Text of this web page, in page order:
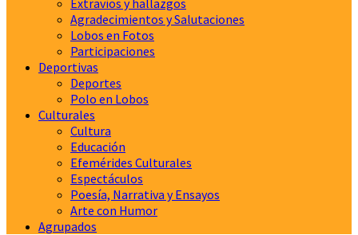
Extravíos y hallazgos
Agradecimientos y Salutaciones
Lobos en Fotos
Participaciones
Deportivas
Deportes
Polo en Lobos
Culturales
Cultura
Educación
Efemérides Culturales
Espectáculos
Poesía, Narrativa y Ensayos
Arte con Humor
Agrupados